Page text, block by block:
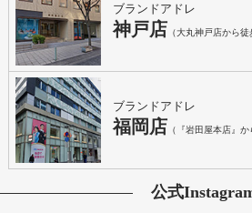
ブランドアドレ
神戸店 （大丸神戸店から徒
ブランドアドレ
福岡店 （『岩田屋本店』か
公式